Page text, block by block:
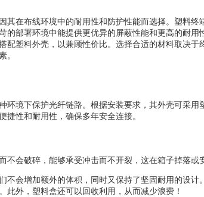
其在布线环境中的耐用性和防护性能而选择。塑料
部署环境中能提供更优异的屏蔽性能和更高的耐
配塑料外壳，以兼顾性价比。选择合适的材料取决
。
境下保护光纤链路。根据安装要求，其外壳可采用
性和耐用性，确保多年安全连接。
会破碎，能够承受冲击而不开裂，这在箱子掉落或
会增加额外的体积，同时又保持了坚固耐用的设计
外，塑料盒还可以回收利用，从而减少浪费！